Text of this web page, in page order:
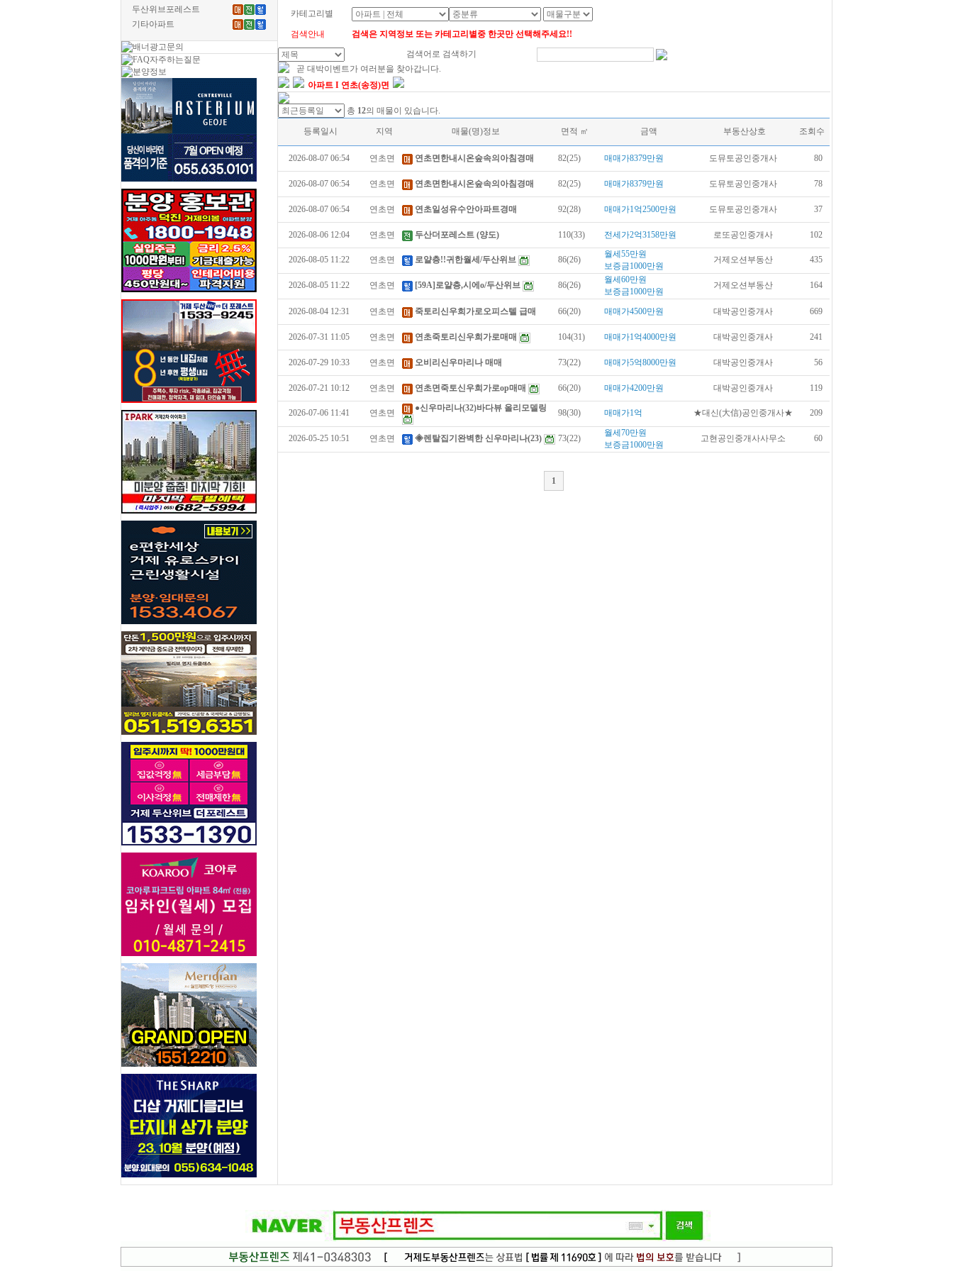
두산위브포레스트
기타아파트
카테고리별
검색안내
검색은 지역정보 또는 카테고리별중 한곳만 선택해주세요!!
검색어로 검색하기
곧 대박이벤트가 여러분을 찾아갑니다.
아파트 I 연초(송정)면
총 12의 매물이 있습니다.
등록일시 지역 매물(명)정보 면적 ㎡ 금액 부동산상호 조회수
2026-08-07 06:54 연초면 연초면한내시온숲속의아침경매 82(25) 매매가8379만원 도뮤토공인중개사 80
2026-08-07 06:54 연초면 연초면한내시온숲속의아침경매 82(25) 매매가8379만원 도뮤토공인중개사 78
2026-08-07 06:54 연초면 연초일성유수안아파트경매 92(28) 매매가1억2500만원 도뮤토공인중개사 37
2026-08-06 12:04 연초면 두산더포레스트 (양도) 110(33) 전세가2억3158만원 로또공인중개사 102
2026-08-05 11:22 연초면 로얄층!!귀한월세/두산위브 86(26)
월세55만원
보증금1000만원
거제오션부동산 435
2026-08-05 11:22 연초면 [59A]로얄층,시에o/두산위브 86(26)
월세60만원
보증금1000만원
거제오션부동산 164
2026-08-04 12:31 연초면 죽토리신우희가로오피스텔 급매 66(20) 매매가4500만원 대박공인중개사 669
2026-07-31 11:05 연초면 연초죽토리신우희가로매매 104(31) 매매가1억4000만원 대박공인중개사 241
2026-07-29 10:33 연초면 오비리신우마리나 매매 73(22) 매매가5억8000만원 대박공인중개사 56
2026-07-21 10:12 연초면 연초면죽토신우희가로op매매 66(20) 매매가4200만원 대박공인중개사 119
2026-07-06 11:41 연초면 ●신우마리나(32)바다뷰 올리모델링 98(30) 매매가1억 ★대신(大信)공인중개사★ 209
2026-05-25 10:51 연초면 ◈렌탈집기완벽한 신우마리나(23) 73(22)
월세70만원
보증금1000만원
고현공인중개사사무소 60
1